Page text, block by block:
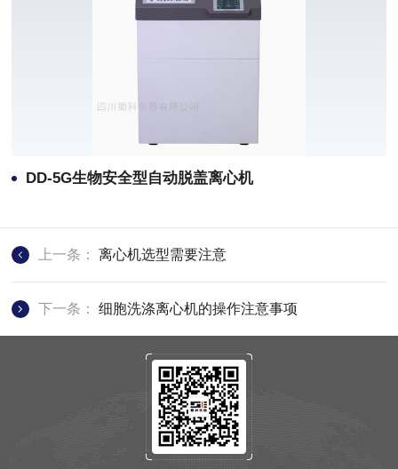
DD-5G生物安全型自动脱盖离心机
上一条：离心机选型需要注意
下一条：细胞洗涤离心机的操作注意事项